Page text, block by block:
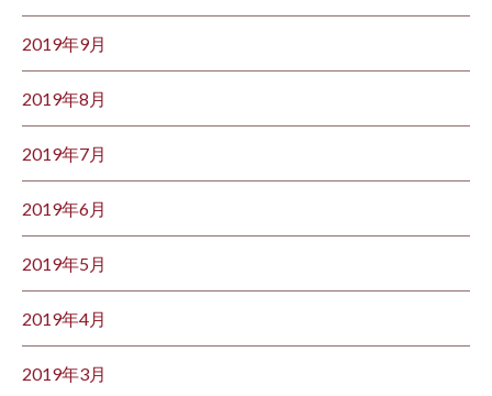
2019年9月
2019年8月
2019年7月
2019年6月
2019年5月
2019年4月
2019年3月